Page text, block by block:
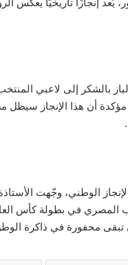
بالشكر إلى لاعبي
أن هذا الإنجاز سيظل
الوطني، وجّهت
المصري في بطولة كأس
تبقى محفورة في ذاكرة